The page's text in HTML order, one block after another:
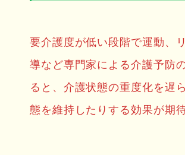
要介護度が低い段階で運動、
導など専門家による介護予防
ると、介護状態の重度化を遅
態を維持したりする効果が期